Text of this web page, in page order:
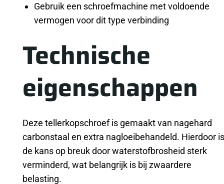
Gebruik een schroefmachine met voldoende
vermogen voor dit type verbinding
Technische
eigenschappen
Deze tellerkopschroef is gemaakt van nagehard
carbonstaal en extra nagloeibehandeld. Hierdoor is
de kans op breuk door waterstofbrosheid sterk
verminderd, wat belangrijk is bij zwaardere
belasting.